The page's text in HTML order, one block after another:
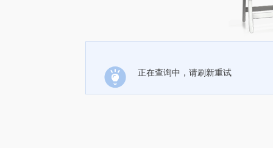
正在查询中，请刷新重试